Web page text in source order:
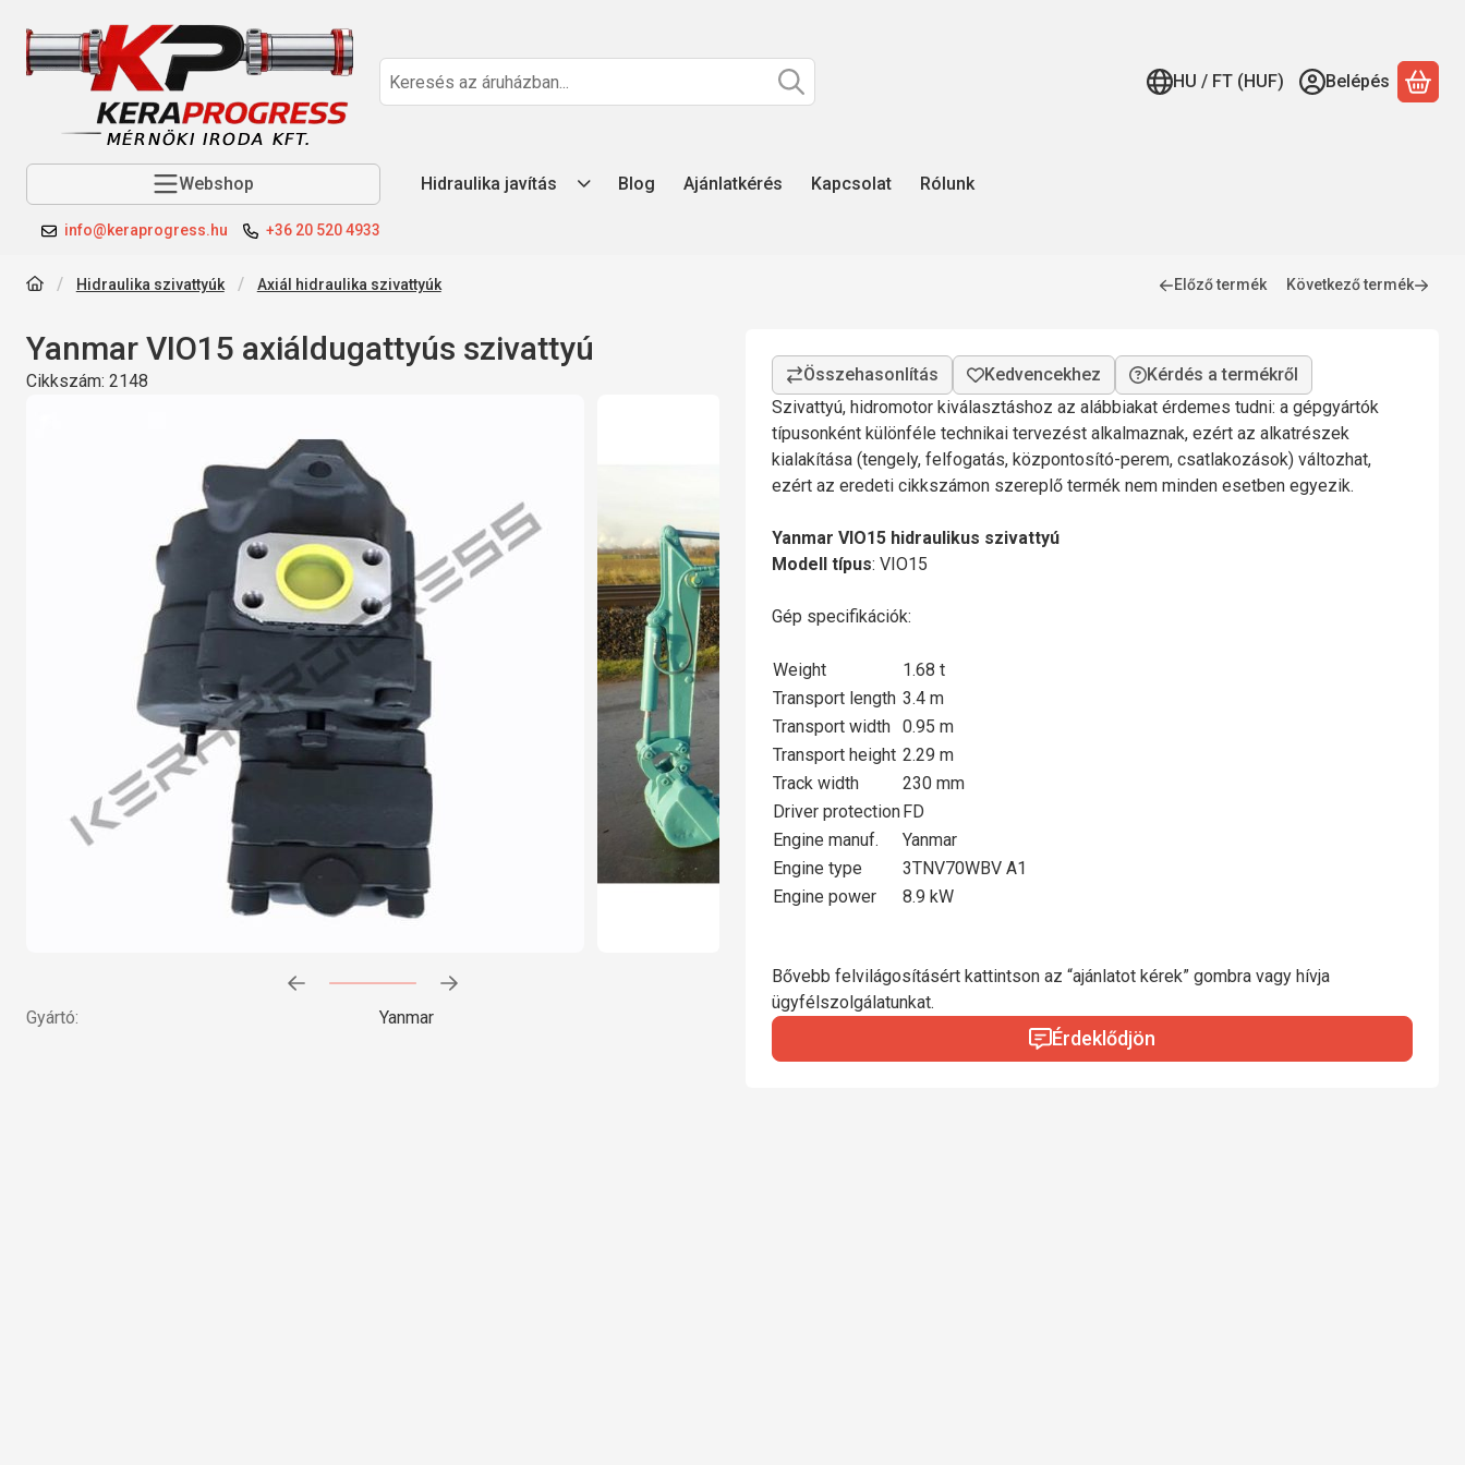
HU / FT (HUF) Belépés A
Webshop Hidraulika javítás Blog Ajánlatkérés Kapcsolat Rólunk
info@keraprogress.hu +36 20 520 4933
Hidraulika szivattyúk Axiál hidraulika szivattyúk Előző termék Következő termék
Yanmar VIO15 axiáldugattyús szivattyú
Cikkszám: 2148
Gyártó: Yanmar
Kérdés a termékről
Szivattyú, hidromotor kiválasztáshoz az alábbiakat érdemes tudni: a gépgyártók
típusonként különféle technikai tervezést alkalmaznak, ezért az alkatrészek
kialakítása (tengely, felfogatás, központosító-perem, csatlakozások) változhat,
ezért az eredeti cikkszámon szereplő termék nem minden esetben egyezik.
Yanmar VIO15 hidraulikus szivattyú
Modell típus: VIO15
Gép specifikációk:
Weight
1.68 t
Transport length 3.4 m
Transport width 0.95 m
Transport height 2.29 m
Track width
230 mm
Driver protectionFD
Engine manuf.
Yanmar
Engine type
3TNV70WBV A1
Engine power
8.9 kW
Bővebb felvilágosításért kattintson az “ajánlatot kérek” gombra vagy hívja
ügyfélszolgálatunkat.
Érdeklődjön